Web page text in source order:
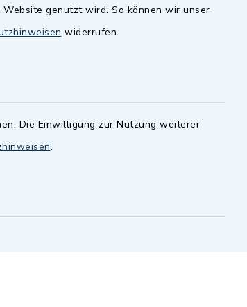
genutzt wird. So können wir unser
widerrufen.
Die Einwilligung zur Nutzung weiterer
.
Dillenberggruppe